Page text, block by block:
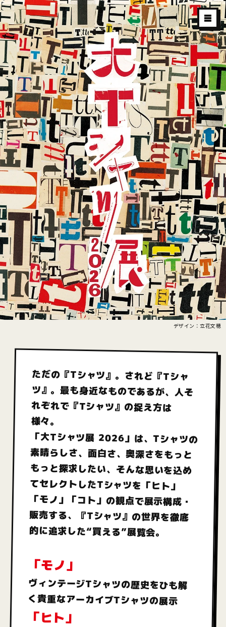
大
T
シ
ャ
ツ
展
2026
デザイン：立花文穂
展
覧
会
に
つ
い
て
ただの『Tシャツ』。されど『Tシャ
ツ』。最も身近なものであるが、 人そ
れぞれで『Tシャツ』の捉え方は
様々。
「大Tシャツ展 2026」は、Tシャツの
素晴らしさ、面白さ、奥深さをもっと
もっと探求したい、 そんな思いを込め
てセレクトしたTシャツを 「ヒト」
「モノ」「コト」の観点で展示構成・
販売する、 『Tシャツ』の世界を徹底
的に追求した“買える”展覧会。
「モノ」
ヴィンテージTシャツの歴史をひも解
く貴重なアーカイブTシャツの展示
「ヒト」